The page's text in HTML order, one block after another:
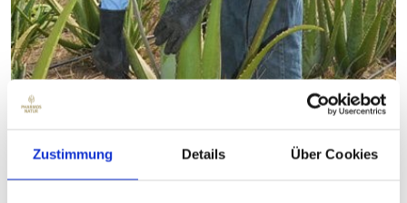
Zustimmung Details Über Cookies